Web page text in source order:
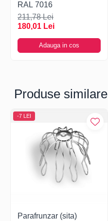
RAL 7016
211,78 Lei
180,01 Lei
Adauga in cos
Produse similare
-7 LEI
Parafrunzar (sita)